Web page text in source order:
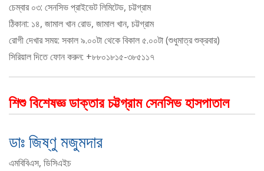
চেম্বার ০৩: সেনসিভ প্রাইভেট লিমিটেড, চট্টগ্রাম
ঠিকানা: ১৪, জামাল খান রোড, জামাল খান, চট্টগ্রাম
রোগী দেখার সময়: সকাল ৯.০০টা থেকে বিকাল ৫.০০টা (শুধুমাত্র শুক্রবার)
সিরিয়াল দিতে ফোন করুন: +৮৮০১৮১৫-৩৮৫১১৭
শিশু বিশেষজ্ঞ ডাক্তার চট্টগ্রাম সেনসিভ হাসপাতাল
ডাঃ জিষ্ণু মজুমদার
এমবিবিএস, ডিসিএইচ